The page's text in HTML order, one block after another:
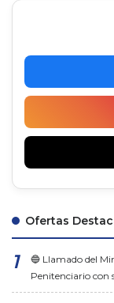
Ofertas
🔵 Llamado del
Penitenciario con